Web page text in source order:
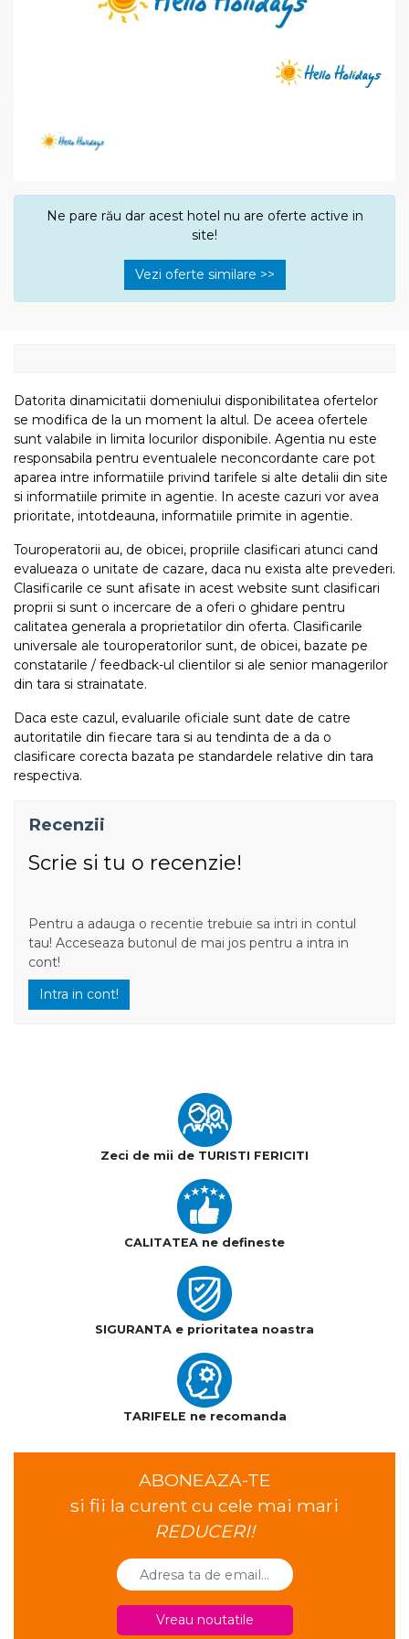
Ne pare rău dar acest hotel nu are oferte active in
site!
Vezi oferte similare >>
Datorita dinamicitatii domeniului disponibilitatea ofertelor
se modifica de la un moment la altul. De aceea ofertele
sunt valabile in limita locurilor disponibile. Agentia nu este
responsabila pentru eventualele neconcordante care pot
aparea intre informatiile privind tarifele si alte detalii din site
si informatiile primite in agentie. In aceste cazuri vor avea
prioritate, intotdeauna, informatiile primite in agentie.
Touroperatorii au, de obicei, propriile clasificari atunci cand
evalueaza o unitate de cazare, daca nu exista alte prevederi.
Clasificarile ce sunt afisate in acest website sunt clasificari
proprii si sunt o incercare de a oferi o ghidare pentru
calitatea generala a proprietatilor din oferta. Clasificarile
universale ale touroperatorilor sunt, de obicei, bazate pe
constatarile / feedback-ul clientilor si ale senior managerilor
din tara si strainatate.
Daca este cazul, evaluarile oficiale sunt date de catre
autoritatile din fiecare tara si au tendinta de a da o
clasificare corecta bazata pe standardele relative din tara
respectiva.
Recenzii
Scrie si tu o recenzie!
Pentru a adauga o recentie trebuie sa intri in contul
tau! Acceseaza butonul de mai jos pentru a intra in
cont!
Intra in cont!
Zeci de mii de TURISTI FERICITI
CALITATEA ne defineste
SIGURANTA e prioritatea noastra
TARIFELE ne recomanda
ABONEAZA-TE
si fii la curent cu cele mai mari
REDUCERI!
Vreau noutatile